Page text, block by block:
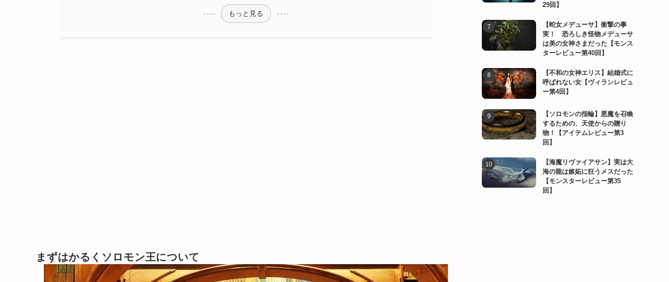
もっと見る
まずはかるくソロモン王について
29回】
【蛇女メデューサ】衝撃の事
実！ 恐ろしき怪物メデューサ
は美の女神さまだった【モンス
ターレビュー第40回】
【不和の女神エリス】結婚式に
呼ばれない女【ヴィランレビュ
ー第4回】
【ソロモンの指輪】悪魔を召喚
するための、天使からの贈り
物！【アイテムレビュー第3
回】
【海魔リヴァイアサン】実は大
海の龍は嫉妬に狂うメスだった
【モンスターレビュー第35
回】